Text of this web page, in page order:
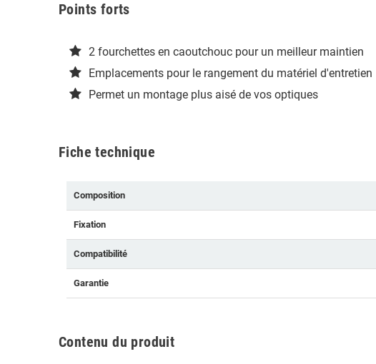
Points forts
2 fourchettes en caoutchouc pour un meilleur maintien
Emplacements pour le rangement du matériel d'entretien
Permet un montage plus aisé de vos optiques
Fiche technique
Composition
Fixation
Compatibilité
Garantie
Contenu du produit